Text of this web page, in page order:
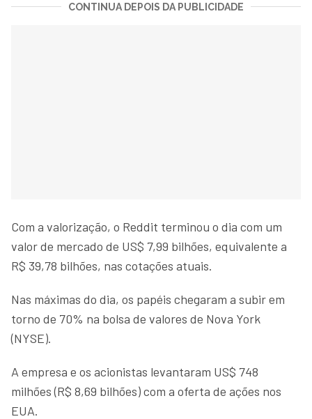
CONTINUA DEPOIS DA PUBLICIDADE
Com a valorização, o Reddit terminou o dia com um
valor de mercado de US$ 7,99 bilhões, equivalente a
R$ 39,78 bilhões, nas cotações atuais.
Nas máximas do dia, os papéis chegaram a subir em
torno de 70% na bolsa de valores de Nova York
(NYSE).
A empresa e os acionistas levantaram US$ 748
milhões (R$ 8,69 bilhões) com a oferta de ações nos
EUA.